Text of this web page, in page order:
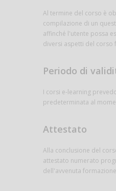
Al termine del corso è
compilazione di un
affinché l'utente possa
diversi aspetti del corso
Periodo di
I corsi e-learning
predeterminata al
Attestato
Alla conclusione del
attestato numerato
dell'avvenuta